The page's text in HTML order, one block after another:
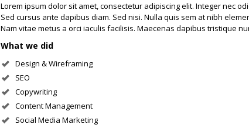
Lorem ipsum dolor sit amet, consectetur adipiscing elit. Integer nec
Sed cursus ante dapibus diam. Sed nisi. Nulla quis sem at nibh
Nam vitae metus a orci iaculis facilisis. Maecenas dapibus tristique
What we did
Design & Wireframing
SEO
Copywriting
Content Management
Social Media Marketing